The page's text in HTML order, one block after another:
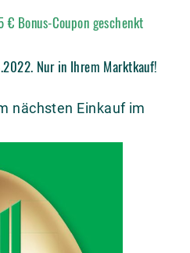
Bonus-Coupon geschenkt
Nur in Ihrem Marktkauf!
nächsten Einkauf im